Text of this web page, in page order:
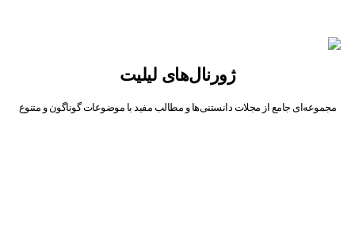
ژورنال‌های لیلیت
مجموعه‌ای جامع از مجلات دانستنی‌ها و مطالب مفید با موضوعات گوناگون و متنوع